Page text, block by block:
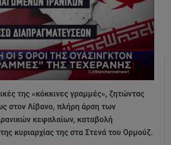
της «κόκκινες γραμμές», ζητώντας
στον Λίβανο, πλήρη άρση των
κεφαλαίων, καταβολή
κυριαρχίας της στα Στενά του Ορμούζ.